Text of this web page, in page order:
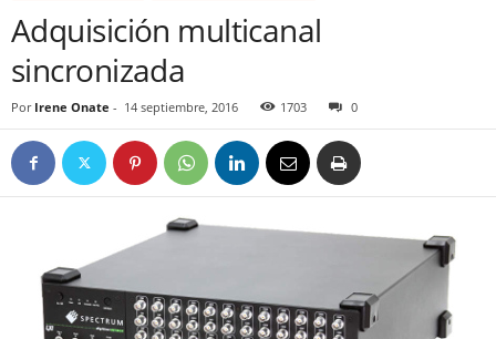
Adquisición multicanal
sincronizada
Por Irene Onate - 14 septiembre, 2016 1703 0